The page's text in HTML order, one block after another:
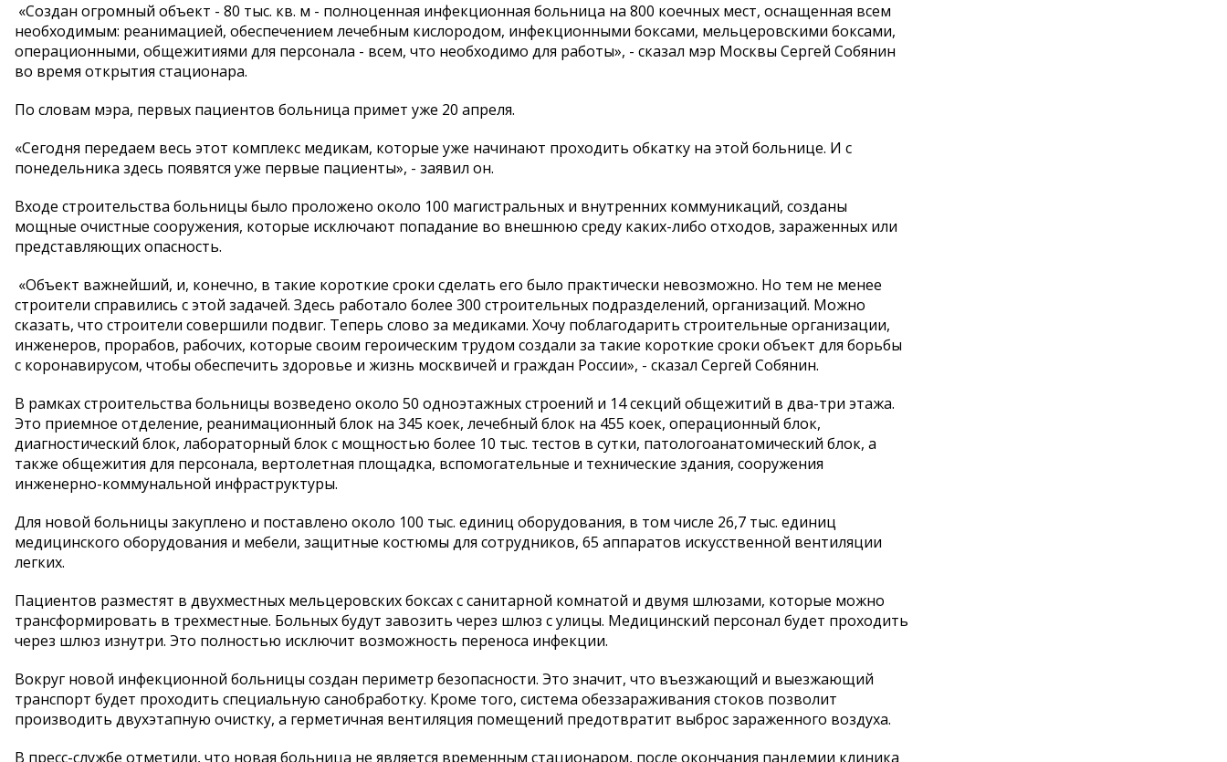
«Создан огромный объект - 80 тыс. кв. м - полноценная инфекционная больница на 800 коечных мест, оснащенная всем
необходимым: реанимацией, обеспечением лечебным кислородом, инфекционными боксами, мельцеровскими боксами,
операционными, общежитиями для персонала - всем, что необходимо для работы», - сказал мэр Москвы Сергей Собянин
во время открытия стационара.
По словам мэра, первых пациентов больница примет уже 20 апреля.
«Сегодня передаем весь этот комплекс медикам, которые уже начинают проходить обкатку на этой больнице. И с
понедельника здесь появятся уже первые пациенты», - заявил он.
Входе строительства больницы было проложено около 100 магистральных и внутренних коммуникаций, созданы
мощные очистные сооружения, которые исключают попадание во внешнюю среду каких-либо отходов, зараженных или
представляющих опасность.
«Объект важнейший, и, конечно, в такие короткие сроки сделать его было практически невозможно. Но тем не менее
строители справились с этой задачей. Здесь работало более 300 строительных подразделений, организаций. Можно
сказать, что строители совершили подвиг. Теперь слово за медиками. Хочу поблагодарить строительные организации,
инженеров, прорабов, рабочих, которые своим героическим трудом создали за такие короткие сроки объект для борьбы
с коронавирусом, чтобы обеспечить здоровье и жизнь москвичей и граждан России», - сказал Сергей Собянин.
В рамках строительства больницы возведено около 50 одноэтажных строений и 14 секций общежитий в два-три этажа.
Это приемное отделение, реанимационный блок на 345 коек, лечебный блок на 455 коек, операционный блок,
диагностический блок, лабораторный блок с мощностью более 10 тыс. тестов в сутки, патологоанатомический блок, а
также общежития для персонала, вертолетная площадка, вспомогательные и технические здания, сооружения
инженерно-коммунальной инфраструктуры.
Для новой больницы закуплено и поставлено около 100 тыс. единиц оборудования, в том числе 26,7 тыс. единиц
медицинского оборудования и мебели, защитные костюмы для сотрудников, 65 аппаратов искусственной вентиляции
легких.
Пациентов разместят в двухместных мельцеровских боксах с санитарной комнатой и двумя шлюзами, которые можно
трансформировать в трехместные. Больных будут завозить через шлюз с улицы. Медицинский персонал будет проходить
через шлюз изнутри. Это полностью исключит возможность переноса инфекции.
Вокруг новой инфекционной больницы создан периметр безопасности. Это значит, что въезжающий и выезжающий
транспорт будет проходить специальную санобработку. Кроме того, система обеззараживания стоков позволит
производить двухэтапную очистку, а герметичная вентиляция помещений предотвратит выброс зараженного воздуха.
В пресс-службе отметили, что новая больница не является временным стационаром, после окончания пандемии клиника